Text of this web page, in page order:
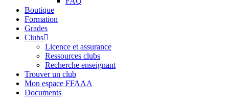
Boutique
Formation
Grades
Clubs
Licence et assurance
Ressources clubs
Recherche enseignant
Trouver un club
Mon espace FFAAA
Documents